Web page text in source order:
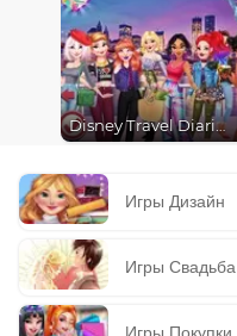
Disney Travel Diaries: City Break
Игры Дизайн
Игры Свадьба